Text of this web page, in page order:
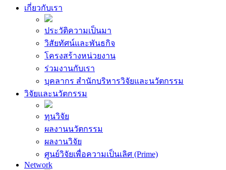
เกี่ยวกับเรา
ประวัติความเป็นมา
วิสัยทัศน์และพันธกิจ
โครงสร้างหน่วยงาน
ร่วมงานกับเรา
บุคลากร สำนักบริหารวิจัยและนวัตกรรม
วิจัยและนวัตกรรม
ทุนวิจัย
ผลงานนวัตกรรม
ผลงานวิจัย
ศูนย์วิจัยเพื่อความเป็นเลิศ (Prime)
Network